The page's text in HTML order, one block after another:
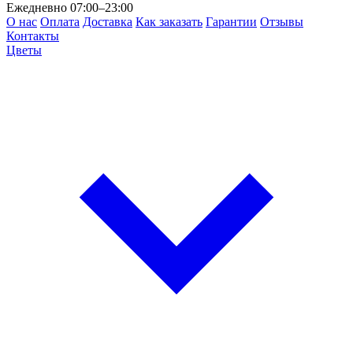
Ежедневно 07:00–23:00
О нас Оплата Доставка Как заказать Гарантии Отзывы
Контакты
Цветы